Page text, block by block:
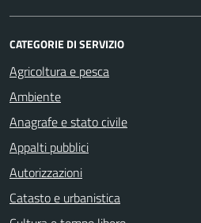
CATEGORIE DI SERVIZIO
Agricoltura e pesca
Ambiente
Anagrafe e stato civile
Appalti pubblici
Autorizzazioni
Catasto e urbanistica